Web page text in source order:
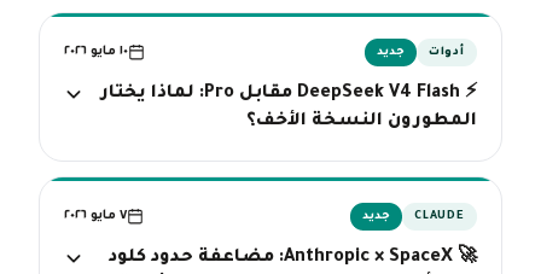
أدوات جديد ١٠ مايو ٢٠٢٦
⚡ DeepSeek V4 Flash مقابل Pro: لماذا يختار
المطورون النسخة الأخف؟
CLAUDE جديد ٧ مايو ٢٠٢٦
🚀 Anthropic × SpaceX: مضاعفة حدود كلود